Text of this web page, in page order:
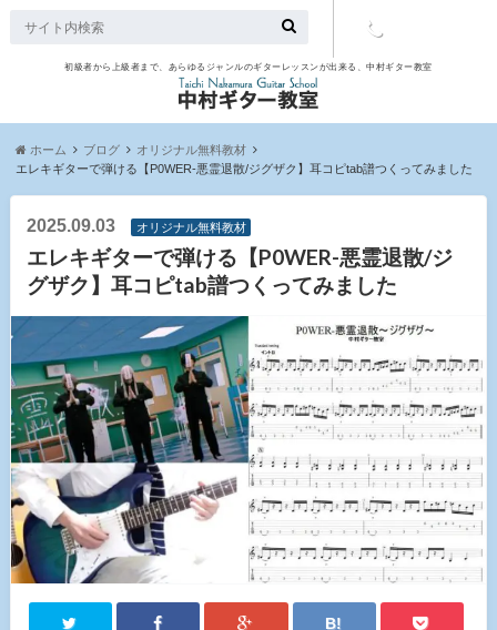
初級者から上級者まで、あらゆるジャンルのギターレッスンが出来る、中村ギター教室
ホーム ブログ
オリジナル無料教材
エレキギターで弾ける【P0WER-悪霊退散/ジグザク】耳コピtab譜つくってみました
2025.09.03 オリジナル無料教材
エレキギターで弾ける【P0WER-悪霊退散/ジ
グザク】耳コピtab譜つくってみました